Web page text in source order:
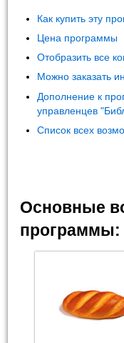
Как купить эту
Цена программы
Отобразить все
Можно заказать
Дополнение к
управленцев
Список всех
Основные
программы: